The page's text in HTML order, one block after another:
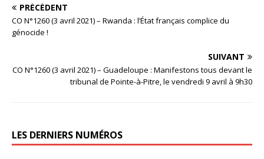
PRÉCÉDENT
CO N°1260 (3 avril 2021) – Rwanda : l’État français complice du
génocide !
SUIVANT
CO N°1260 (3 avril 2021) – Guadeloupe : Manifestons tous devant le
tribunal de Pointe-à-Pitre, le vendredi 9 avril à 9h30
LES DERNIERS NUMÉROS